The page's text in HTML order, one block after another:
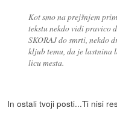
Kot smo na prejšnjem
tekstu nekdo vidi pravico
SKORAJ do smrti, nekdo
kljub temu, da je lastnina
licu mesta.
In ostali tvoji posti...Ti nisi